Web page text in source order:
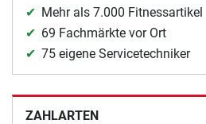
Mehr als 7.000 Fitnessartikel
69 Fachmärkte vor Ort
75 eigene Servicetechniker
ZAHLARTEN